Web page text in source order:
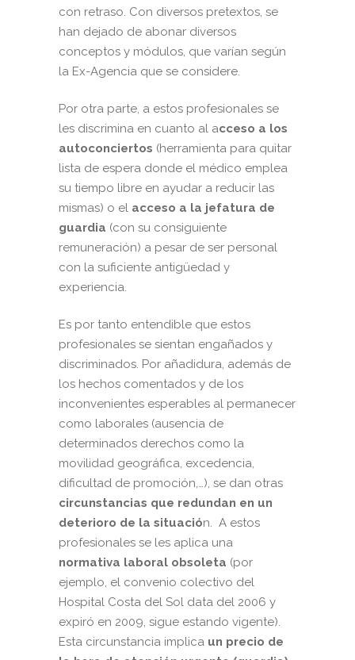
con retraso. Con diversos pretextos, se
han dejado de abonar diversos
conceptos y módulos, que varían según
la Ex-Agencia que se considere.
Por otra parte, a estos profesionales se
les discrimina en cuanto al acceso a los
autoconciertos (herramienta para quitar
lista de espera donde el médico emplea
su tiempo libre en ayudar a reducir las
mismas) o el acceso a la jefatura de
guardia (con su consiguiente
remuneración) a pesar de ser personal
con la suficiente antigüedad y
experiencia.
Es por tanto entendible que estos
profesionales se sientan engañados y
discriminados. Por añadidura, además de
los hechos comentados y de los
inconvenientes esperables al permanecer
como laborales (ausencia de
determinados derechos como la
movilidad geográfica, excedencia,
dificultad de promoción,…), se dan otras
circunstancias que redundan en un
deterioro de la situación. A estos
profesionales se les aplica una
normativa laboral obsoleta (por
ejemplo, el convenio colectivo del
Hospital Costa del Sol data del 2006 y
expiró en 2009, sigue estando vigente).
Esta circunstancia implica un precio de